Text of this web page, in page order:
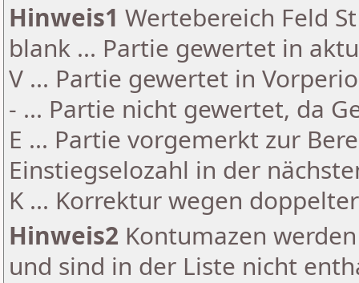
Hinweis1 Wertebereich Feld
blank ... Partie gewertet in
V ... Partie gewertet in
- ... Partie nicht gewertet, da
E ... Partie vorgemerkt zur
Einstiegselozahl in der
K ... Korrektur wegen
Hinweis2 Kontumazen
und sind in der Liste nicht